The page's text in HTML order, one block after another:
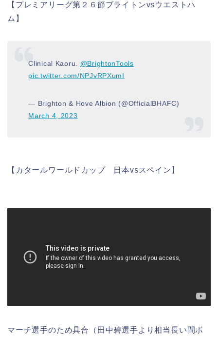
【プレミアリーグ第２６節ブライトンvsウエストハ
ム】
Clinical Kaoru. @BrightonTools
pic.twitter.com/NPJvRPXumI
— Brighton & Hove Albion (@OfficialBHAFC)
March 4, 2023
【カタールワールドカップ 日本vsスペイン】
マーチ選手のため具合（田中碧選手より相当長い間ボ